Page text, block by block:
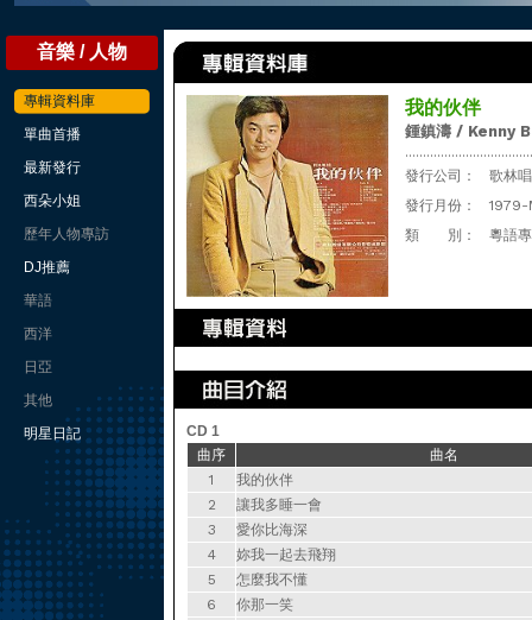
音樂 / 人物
專輯資料庫
單曲首播
最新發行
西朵小姐
歷年人物專訪
DJ推薦
華語
西洋
日亞
其他
明星日記
我的伙伴
鍾鎮濤 / Kenny
發行公司：
歌林
發行月份：
1979-
類 別：
粵語
CD 1
曲序
曲名
1
我的伙伴
2
讓我多睡一會
3
愛你比海深
4
妳我一起去飛翔
5
怎麼我不懂
6
你那一笑